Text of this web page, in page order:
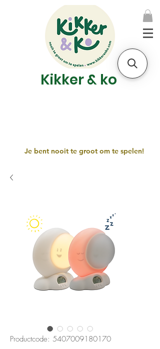
Kikker & ko
Je bent nooit te groot om te spelen!
Productcode: 5407009180170